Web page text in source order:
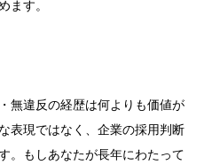
ます。
無違反の経歴は何よりも価値が
表現ではなく、企業の採用判断
。もしあなたが長年にわたって